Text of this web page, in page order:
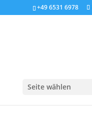
+49 6531 6978
Seite wählen